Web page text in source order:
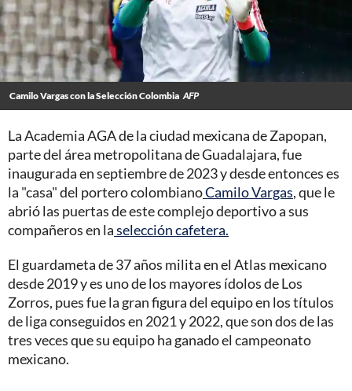
Camilo Vargas con la Selección Colombia AFP
La Academia AGA de la ciudad mexicana de Zapopan,
parte del área metropolitana de Guadalajara, fue
inaugurada en septiembre de 2023 y desde entonces es
la "casa" del portero colombianoCamilo Vargas, que le
abrió las puertas de este complejo deportivo a sus
compañeros en laselección cafetera.
El guardameta de 37 años milita en el Atlas mexicano
desde 2019 y es uno de los mayores ídolos de Los
Zorros, pues fue la gran figura del equipo en los títulos
de liga conseguidos en 2021 y 2022, que son dos de las
tres veces que su equipo ha ganado el campeonato
mexicano.